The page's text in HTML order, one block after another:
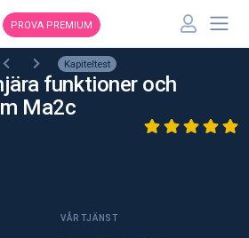
PROVA PREMIUM
Kapiteltest
funktioner och
Ma2c
VÅR TJÄNST